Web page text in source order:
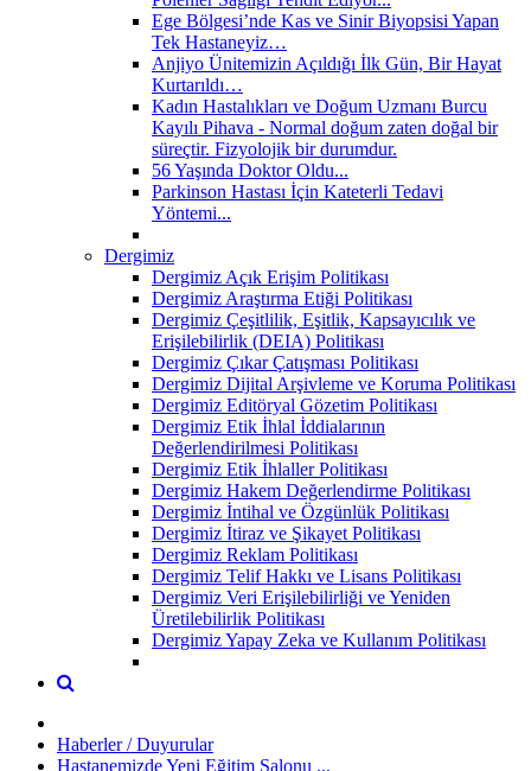
Ege Bölgesi’nde Kas ve Sinir Biyopsisi Yapan
Tek Hastaneyiz…
Anjiyo Ünitemizin Açıldığı İlk Gün, Bir Hayat
Kurtarıldı…
Kadın Hastalıkları ve Doğum Uzmanı Burcu
Kayılı Pihava - Normal doğum zaten doğal bir
süreçtir. Fizyolojik bir durumdur.
56 Yaşında Doktor Oldu...
Parkinson Hastası İçin Kateterli Tedavi
Yöntemi...
Dergimiz
Dergimiz Açık Erişim Politikası
Dergimiz Araştırma Etiği Politikası
Dergimiz Çeşitlilik, Eşitlik, Kapsayıcılık ve
Erişilebilirlik (DEIA) Politikası
Dergimiz Çıkar Çatışması Politikası
Dergimiz Dijital Arşivleme ve Koruma Politikası
Dergimiz Editöryal Gözetim Politikası
Dergimiz Etik İhlal İddialarının
Değerlendirilmesi Politikası
Dergimiz Etik İhlaller Politikası
Dergimiz Hakem Değerlendirme Politikası
Dergimiz İntihal ve Özgünlük Politikası
Dergimiz İtiraz ve Şikayet Politikası
Dergimiz Reklam Politikası
Dergimiz Telif Hakkı ve Lisans Politikası
Dergimiz Veri Erişilebilirliği ve Yeniden
Üretilebilirlik Politikası
Dergimiz Yapay Zeka ve Kullanım Politikası
Haberler / Duyurular
Hastanemizde Yeni Eğitim Salonu ...